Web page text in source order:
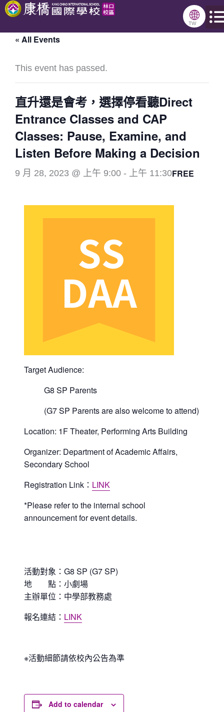
跳
🌐
TW
« All Events
This event has passed.
直升還是會考，選擇停看聽Direct
Entrance Classes and CAP
Classes: Pause, Examine, and
Listen Before Making a Decision
9 月 28, 2023 @ 上午 9:00- 上午 11:30FREE
Target Audience:
G8 SP Parents
(G7 SP Parents are also welcome to attend)
Location: 1F Theater, Performing Arts Building
Organizer: Department of Academic Affairs,
Secondary School
Registration Link： LINK
*Please refer to the internal school
announcement for event details.
活動對象：G8 SP (G7 SP)
地 點：小劇場
主辦單位：中學部教務處
報名連結： LINK
※活動細節請依校內公告為準
Add to calendar